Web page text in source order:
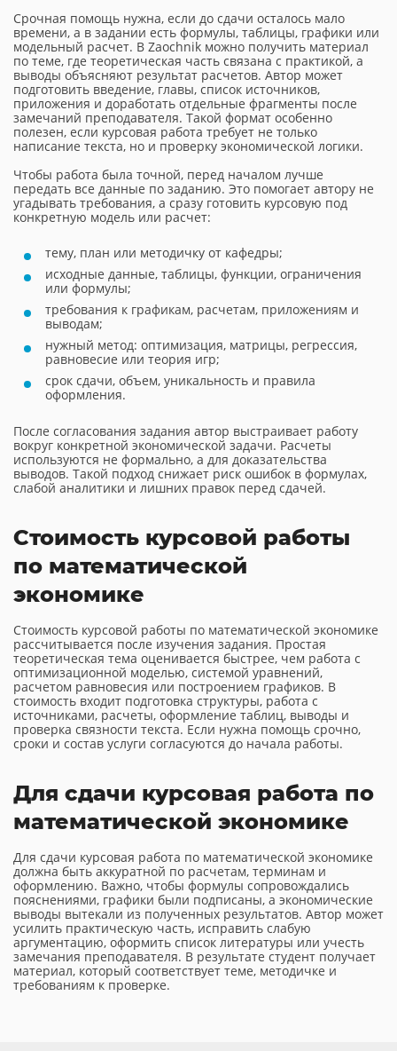
Срочная помощь нужна, если до сдачи осталось мало
времени, а в задании есть формулы, таблицы, графики или
модельный расчет. В Zaochnik можно получить материал
по теме, где теоретическая часть связана с практикой, а
выводы объясняют результат расчетов. Автор может
подготовить введение, главы, список источников,
приложения и доработать отдельные фрагменты после
замечаний преподавателя. Такой формат особенно
полезен, если курсовая работа требует не только
написание текста, но и проверку экономической логики.
Чтобы работа была точной, перед началом лучше
передать все данные по заданию. Это помогает автору не
угадывать требования, а сразу готовить курсовую под
конкретную модель или расчет:
тему, план или методичку от кафедры;
исходные данные, таблицы, функции, ограничения
или формулы;
требования к графикам, расчетам, приложениям и
выводам;
нужный метод: оптимизация, матрицы, регрессия,
равновесие или теория игр;
срок сдачи, объем, уникальность и правила
оформления.
После согласования задания автор выстраивает работу
вокруг конкретной экономической задачи. Расчеты
используются не формально, а для доказательства
выводов. Такой подход снижает риск ошибок в формулах,
слабой аналитики и лишних правок перед сдачей.
Стоимость курсовой работы
по математической
экономике
Стоимость курсовой работы по математической экономике
рассчитывается после изучения задания. Простая
теоретическая тема оценивается быстрее, чем работа с
оптимизационной моделью, системой уравнений,
расчетом равновесия или построением графиков. В
стоимость входит подготовка структуры, работа с
источниками, расчеты, оформление таблиц, выводы и
проверка связности текста. Если нужна помощь срочно,
сроки и состав услуги согласуются до начала работы.
Для сдачи курсовая работа по
математической экономике
Для сдачи курсовая работа по математической экономике
должна быть аккуратной по расчетам, терминам и
оформлению. Важно, чтобы формулы сопровождались
пояснениями, графики были подписаны, а экономические
выводы вытекали из полученных результатов. Автор может
усилить практическую часть, исправить слабую
аргументацию, оформить список литературы или учесть
замечания преподавателя. В результате студент получает
материал, который соответствует теме, методичке и
требованиям к проверке.